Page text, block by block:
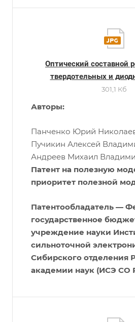
Оптический составной
твердотельных и
301,1 Кб
Авторы:
Панченко Юрий
Пучикин Алексей
Андреев Михаил
Патент на полезную
приоритет полезной
Патентообладатель —
государственное
учреждение науки
сильноточной
Сибирского отделения
академии наук (ИСЭ СО